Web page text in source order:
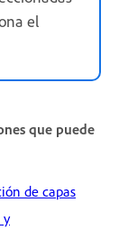
el
que puede
de capas
y